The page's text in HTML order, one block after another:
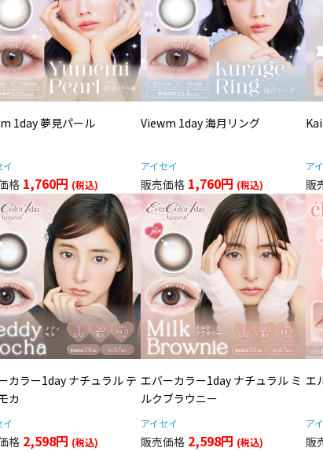
1day 夢見パール
イ
1,760円
Viewm 1day 海月リング
アイセイ
1,760円
ア
カラー1day ナチュラル テ
カ
イ
2,598円
エバーカラー1day ナチュラル ミ
ルクブラウニー
アイセイ
2,598円
エ
ア